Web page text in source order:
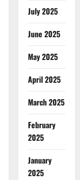
July 2025
June 2025
May 2025
April 2025
March 2025
February
2025
January
2025